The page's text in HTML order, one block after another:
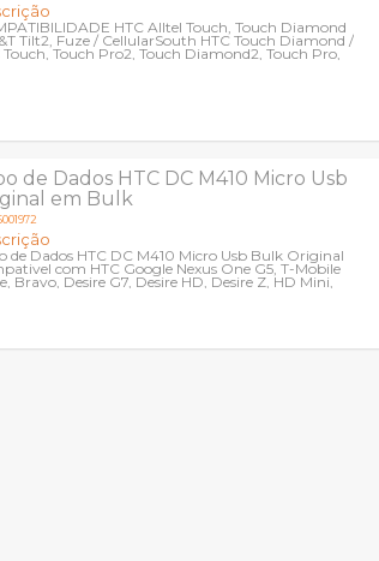
HTC Alltel Touch, Touch Diamond
Tilt2, Fuze / CellularSouth HTC Touch Diamond /
Touch, Touch Pro2, Touch Diamond2, Touch Pro,
de Dados HTC DC M410 Micro Usb
em Bulk
de Dados HTC DC M410 Micro Usb Bulk Original
com HTC Google Nexus One G5, T-Mobile
Bravo, Desire G7, Desire HD, Desire Z, HD Mini,